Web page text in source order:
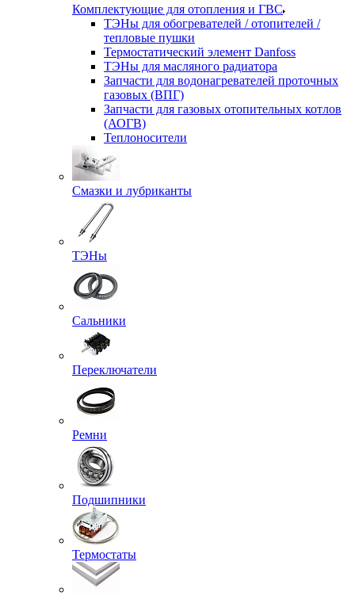
Комплектующие для отопления и ГВС
ТЭНы для обогревателей / отопителей /
тепловые пушки
Термостатический элемент Danfoss
ТЭНы для масляного радиатора
Запчасти для водонагревателей проточных
газовых (ВПГ)
Запчасти для газовых отопительных котлов
(АОГВ)
Теплоносители
Смазки и лубриканты
ТЭНы
Сальники
Переключатели
Ремни
Подшипники
Термостаты